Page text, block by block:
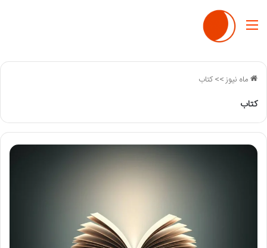
منو
ماه نیوز>>کتاب
کتاب